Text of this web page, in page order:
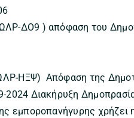
ΔΟ9 ) απόφαση του
ΗΞΨ) Απόφαση της
Διακήρυξη
εμποροπανήγυρης